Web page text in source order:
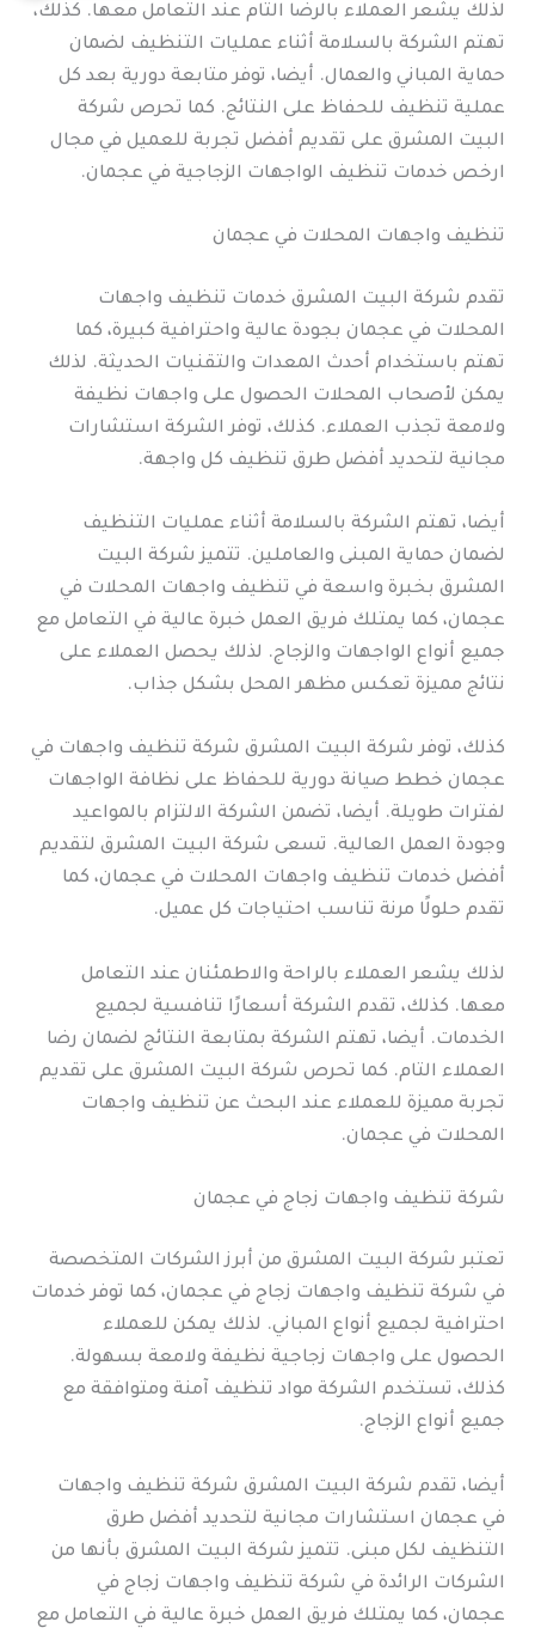
لذلك يشعر العملاء بالرضا التام عند التعامل معها. كذلك،
تهتم الشركة بالسلامة أثناء عمليات التنظيف لضمان
حماية المباني والعمال. أيضا، توفر متابعة دورية بعد كل
عملية تنظيف للحفاظ على النتائج. كما تحرص شركة
البيت المشرق على تقديم أفضل تجربة للعميل في مجال
ارخص خدمات تنظيف الواجهات الزجاجية في عجمان.
تنظيف واجهات المحلات في عجمان
تقدم شركة البيت المشرق خدمات تنظيف واجهات
المحلات في عجمان بجودة عالية واحترافية كبيرة، كما
تهتم باستخدام أحدث المعدات والتقنيات الحديثة. لذلك
يمكن لأصحاب المحلات الحصول على واجهات نظيفة
ولامعة تجذب العملاء. كذلك، توفر الشركة استشارات
مجانية لتحديد أفضل طرق تنظيف كل واجهة.
أيضا، تهتم الشركة بالسلامة أثناء عمليات التنظيف
لضمان حماية المبنى والعاملين. تتميز شركة البيت
المشرق بخبرة واسعة في تنظيف واجهات المحلات في
عجمان، كما يمتلك فريق العمل خبرة عالية في التعامل مع
جميع أنواع الواجهات والزجاج. لذلك يحصل العملاء على
نتائج مميزة تعكس مظهر المحل بشكل جذاب.
كذلك، توفر شركة البيت المشرق شركة تنظيف واجهات في
عجمان خطط صيانة دورية للحفاظ على نظافة الواجهات
لفترات طويلة. أيضا، تضمن الشركة الالتزام بالمواعيد
وجودة العمل العالية. تسعى شركة البيت المشرق لتقديم
أفضل خدمات تنظيف واجهات المحلات في عجمان، كما
تقدم حلولًا مرنة تناسب احتياجات كل عميل.
لذلك يشعر العملاء بالراحة والاطمئنان عند التعامل
معها. كذلك، تقدم الشركة أسعارًا تنافسية لجميع
الخدمات. أيضا، تهتم الشركة بمتابعة النتائج لضمان رضا
العملاء التام. كما تحرص شركة البيت المشرق على تقديم
تجربة مميزة للعملاء عند البحث عن تنظيف واجهات
المحلات في عجمان.
شركة تنظيف واجهات زجاج في عجمان
تعتبر شركة البيت المشرق من أبرز الشركات المتخصصة
في شركة تنظيف واجهات زجاج في عجمان، كما توفر خدمات
احترافية لجميع أنواع المباني. لذلك يمكن للعملاء
الحصول على واجهات زجاجية نظيفة ولامعة بسهولة.
كذلك، تستخدم الشركة مواد تنظيف آمنة ومتوافقة مع
جميع أنواع الزجاج.
أيضا، تقدم شركة البيت المشرق شركة تنظيف واجهات
في عجمان استشارات مجانية لتحديد أفضل طرق
التنظيف لكل مبنى. تتميز شركة البيت المشرق بأنها من
الشركات الرائدة في شركة تنظيف واجهات زجاج في
عجمان، كما يمتلك فريق العمل خبرة عالية في التعامل مع